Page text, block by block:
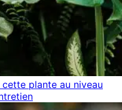
plante au niveau